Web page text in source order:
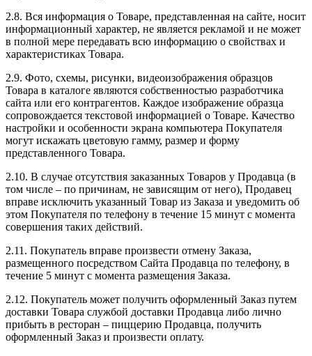
2.8. Вся информация о Товаре, представленная на сайте, носит
информационный характер, не является рекламой и не может
в полной мере передавать всю информацию о свойствах и
характеристиках Товара.
2.9. Фото, схемы, рисунки, видеоизображения образцов
Товара в каталоге являются собственностью разработчика
сайта или его контрагентов. Каждое изображение образца
сопровождается текстовой информацией о Товаре. Качество
настройки и особенности экрана компьютера Покупателя
могут искажать цветовую гамму, размер и форму
представленного Товара.
2.10. В случае отсутствия заказанных Товаров у Продавца (в
том числе – по причинам, не зависящим от него), Продавец
вправе исключить указанный Товар из Заказа и уведомить об
этом Покупателя по телефону в течение 15 минут с момента
совершения таких действий.
2.11. Покупатель вправе произвести отмену Заказа,
размещенного посредством Сайта Продавца по телефону, в
течение 5 минут с момента размещения Заказа.
2.12. Покупатель может получить оформленный Заказ путем
доставки Товара службой доставки Продавца либо лично
прибыть в ресторан – пиццерию Продавца, получить
оформленный Заказ и произвести оплату.